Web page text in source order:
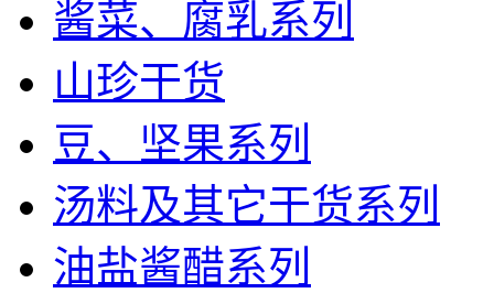
酱菜、腐乳系列
山珍干货
豆、坚果系列
汤料及其它干货系列
油盐酱醋系列